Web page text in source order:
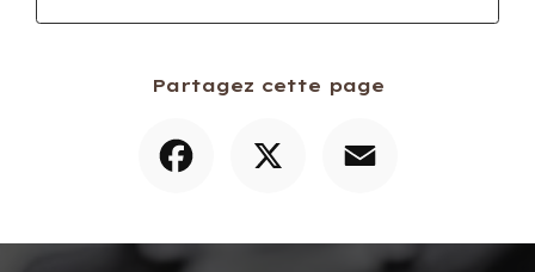
Partagez cette page